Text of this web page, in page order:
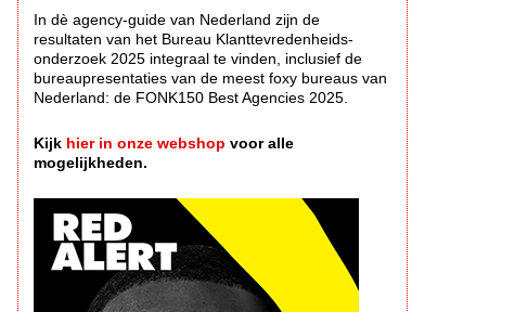
In dè agency-guide van Nederland zijn de
resultaten van het Bureau Klanttevredenheids-
onderzoek 2025 integraal te vinden, inclusief de
bureaupresentaties van de meest foxy bureaus van
Nederland: de FONK150 Best Agencies 2025.
Kijk hier in onze webshop voor alle
mogelijkheden.